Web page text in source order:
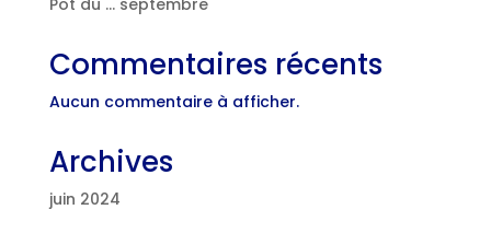
Pot du … septembre
Commentaires récents
Aucun commentaire à afficher.
Archives
juin 2024